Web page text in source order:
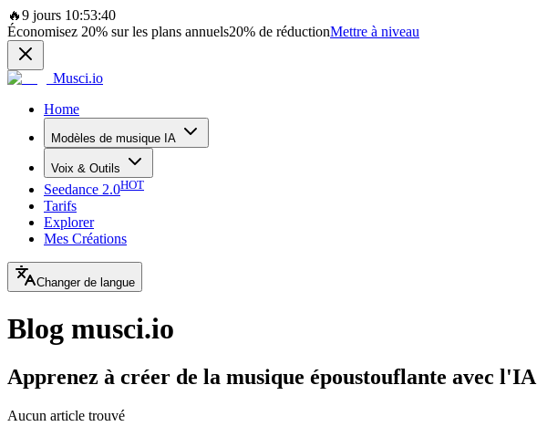
🔥9 jours 10:53:40
Économisez 20% sur les plans annuels20% de réductionMettre à niveau
Musci.io
Home
Modèles de musique IA
Voix & Outils
Seedance 2.0HOT
Tarifs
Explorer
Mes Créations
Changer de langue
Blog musci.io
Apprenez à créer de la musique époustouflante avec l'IA
Aucun article trouvé